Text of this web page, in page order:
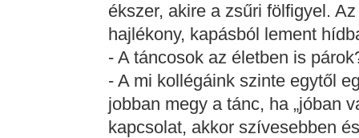
ékszer, akire a zsűri fölfigyel.
hajlékony, kapásból lement
- A táncosok az életben is
- A mi kollégáink szinte egytől
jobban megy a tánc, ha „jóban
kapcsolat, akkor szívesebben